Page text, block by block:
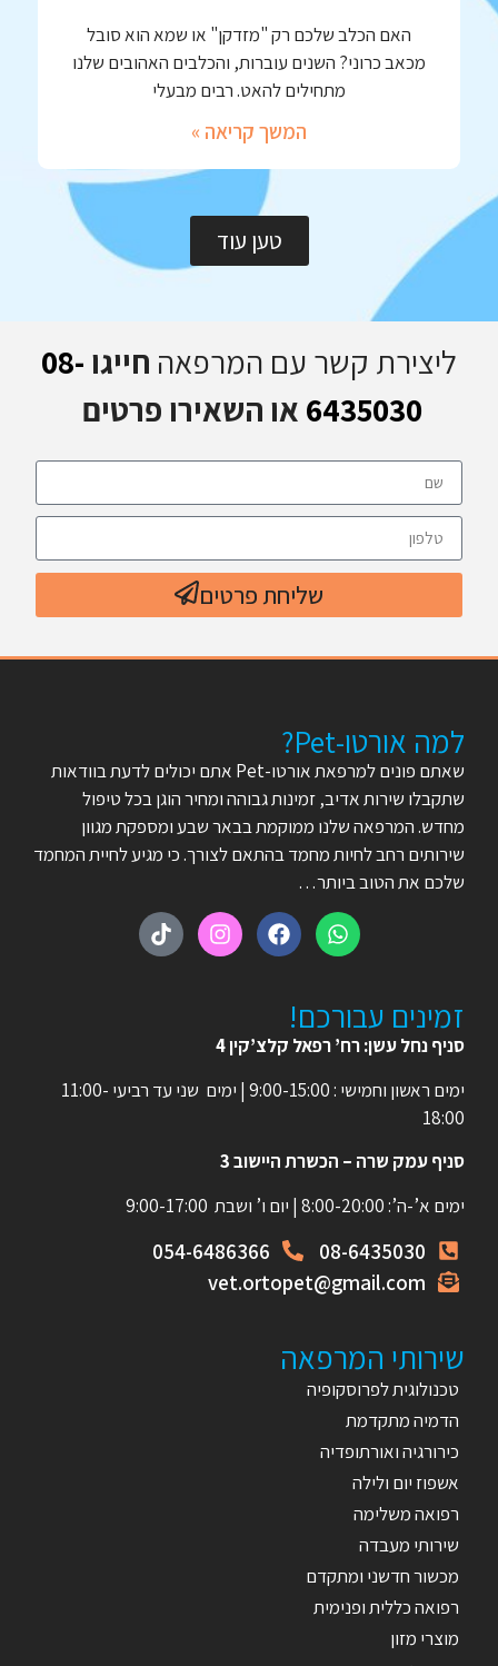
האם הכלב שלכם רק "מזדקן" או שמא הוא סובל
מכאב כרוני? השנים עוברות, והכלבים האהובים שלנו
מתחילים להאט. רבים מבעלי
המשך קריאה »
טען עוד
ליצירת קשר עם המרפאה חייגו 08-
6435030 או השאירו פרטים
שליחת פרטים
למה אורטו-Pet?
שאתם פונים למרפאת אורטו-Pet אתם יכולים לדעת בוודאות
שתקבלו שירות אדיב, זמינות גבוהה ומחיר הוגן בכל טיפול
מחדש. המרפאה שלנו ממוקמת בבאר שבע ומספקת מגוון
שירותים רחב לחיות מחמד בהתאם לצורך. כי מגיע לחיית המחמד
שלכם את הטוב ביותר…
זמינים עבורכם!
סניף נחל עשן: רח’ רפאל קלצ’קין 4
ימים ראשון וחמישי : 9:00-15:00 | ימים שני עד רביעי 11:00-
18:00
סניף עמק שרה – הכשרת היישוב 3
ימים א’-ה’: 8:00-20:00 | יום ו’ ושבת 9:00-17:00
08-6435030
054-6486366
vet.ortopet@gmail.com
שירותי המרפאה
טכנולוגית לפרוסקופיה
הדמיה מתקדמת
כירורגיה ואורתופדיה
אשפוז יום ולילה
רפואה משלימה
שירותי מעבדה
מכשור חדשני ומתקדם
רפואה כללית ופנימית
מוצרי מזון